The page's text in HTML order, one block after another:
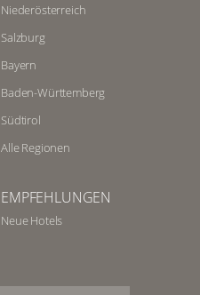
Niederösterreich
Salzburg
Bayern
Baden-Württemberg
Südtirol
Alle Regionen
EMPFEHLUNGEN
Neue Hotels